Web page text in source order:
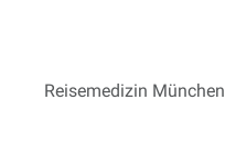
Reisemedizin München